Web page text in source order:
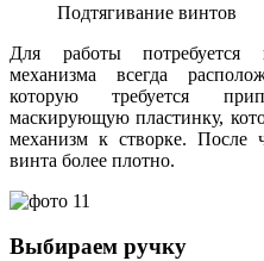
Подтягивание винтов
Для работы потребуется
механизма всегда
которую требуется
маскирующую пластинку,
механизм к створке. После
винта более плотно.
Выбираем ручку